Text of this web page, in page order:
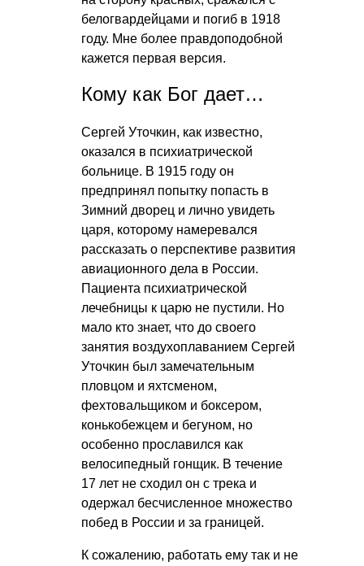
белогвардейцами и погиб в 1918
году. Мне более правдоподобной
кажется первая версия.
Кому как Бог дает…
Сергей Уточкин, как известно,
оказался в психиатрической
больнице. В 1915 году он
предпринял попытку попасть в
Зимний дворец и лично увидеть
царя, которому намеревался
рассказать о перспективе развития
авиационного дела в России.
Пациента психиатрической
лечебницы к царю не пустили. Но
мало кто знает, что до своего
занятия воздухоплаванием Сергей
Уточкин был замечательным
пловцом и яхтсменом,
фехтовальщиком и боксером,
конькобежцем и бегуном, но
особенно прославился как
велосипедный гонщик. В течение
17 лет не сходил он с трека и
одержал бесчисленное множество
побед в России и за границей.
К сожалению, работать ему так и не